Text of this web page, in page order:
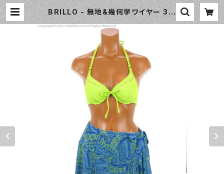
BRILLO - 無地&幾何学ワイヤー 3W
ayパレオセット（3314 - 60:グリー
ン） | WaiiWaii Swimwear Shop
（ワイワイ水着）